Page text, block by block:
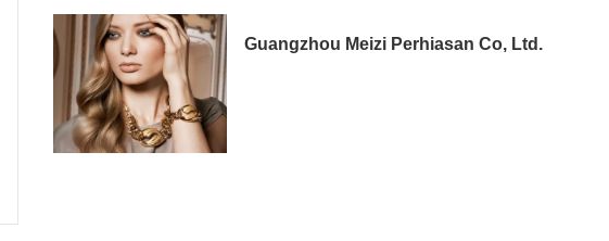
Guangzhou Meizi Perhiasan Co, Ltd.